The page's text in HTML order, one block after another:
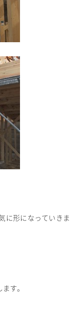
に形になっていきま
す。